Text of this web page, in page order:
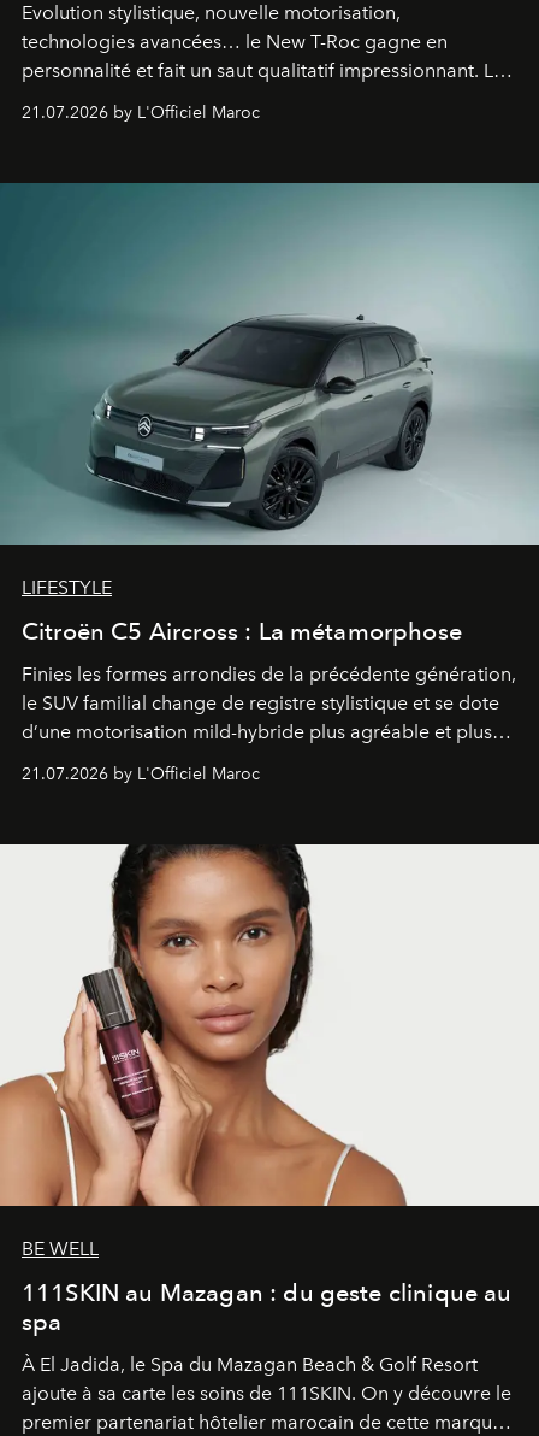
Evolution stylistique, nouvelle motorisation,
technologies avancées… le New T-Roc gagne en
personnalité et fait un saut qualitatif impressionnant. Le
constructeur allemand a revu en profondeur son SUV
fétiche pour le rendre plus premium. Et le pari semble
21.07.2026 by L'Officiel Maroc
LIFESTYLE
Citroën C5 Aircross : La métamorphose
Finies les formes arrondies de la précédente génération,
le SUV familial change de registre stylistique et se dote
d’une motorisation mild-hybride plus agréable et plus
économe. à n’en pas douter, le nouveau C5 Aircross a
gagné en maturité.
21.07.2026 by L'Officiel Maroc
BE WELL
111SKIN au Mazagan : du geste clinique au
spa
À El Jadida, le Spa du Mazagan Beach & Golf Resort
ajoute à sa carte les soins de 111SKIN. On y découvre le
premier partenariat hôtelier marocain de cette marque